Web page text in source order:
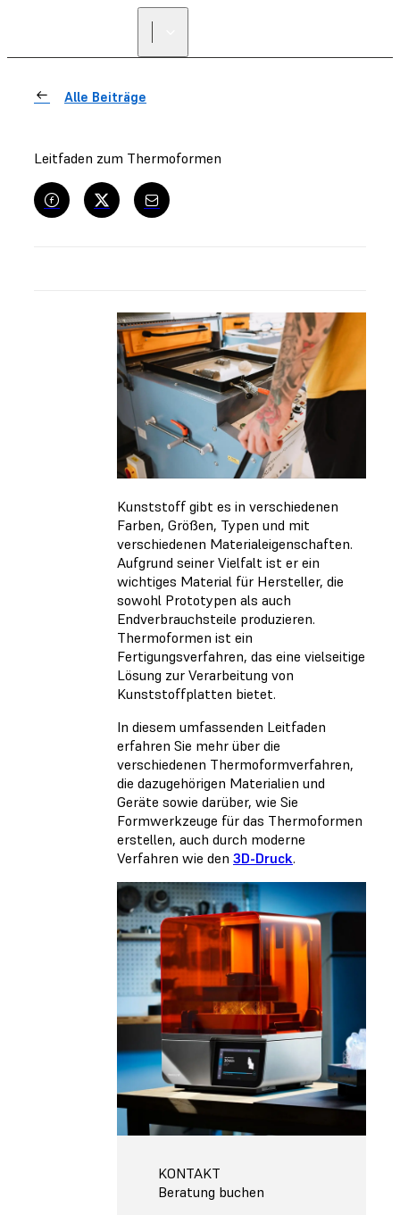
Alle Beiträge
Leitfaden zum Thermoformen
Kunststoff gibt es in verschiedenen
Farben, Größen, Typen und mit
verschiedenen Materialeigenschaften.
Aufgrund seiner Vielfalt ist er ein
wichtiges Material für Hersteller, die
sowohl Prototypen als auch
Endverbrauchsteile produzieren.
Thermoformen ist ein
Fertigungsverfahren, das eine vielseitige
Lösung zur Verarbeitung von
Kunststoffplatten bietet.
In diesem umfassenden Leitfaden
erfahren Sie mehr über die
verschiedenen Thermoformverfahren,
die dazugehörigen Materialien und
Geräte sowie darüber, wie Sie
Formwerkzeuge für das Thermoformen
erstellen, auch durch moderne
Verfahren wie den 3D-Druck.
KONTAKT
Beratung buchen